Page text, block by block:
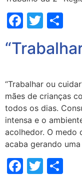
“Trabalhar ou
mães de crianças
todos os dias.
intensa e o
acolhedor. O
acaba gerando